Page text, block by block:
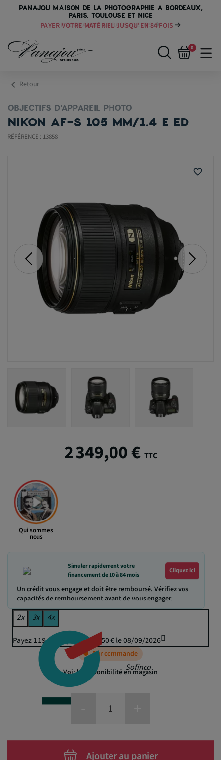
PANAJOU MAISON DE LA PHOTOGRAPHIE A BORDEAUX,
PARIS, TOULOUSE ET NICE
PAYER VOTRE MATÉRIEL JUSQU'EN 84 FOIS
0
chevron_left Retour
OBJECTIFS D'APPAREIL PHOTO
NIKON AF-S 105 MM/1.4 E ED
RÉFÉRENCE : 13858
favorite_border
2 349,00 € TTC
Qui sommes
nous
Simuler rapidement votre
financement de 10 à 84 mois
Cliquez ici
Un crédit vous engage et doit être remboursé. Vérifiez vos
capacités de remboursement avant de vous engager.
Sofinco
2x 3x 4x
Payez 1 194,70 € puis 1 174,50 € le 08/09/2026
Sur commande
Voir la disponibilité en magasin
Ajouter au panier